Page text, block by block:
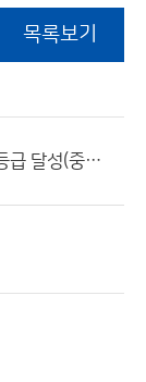
목록보기
2018년도 부패방지시책평가 2등급 달성(중앙행정기관 Ⅱ유형)